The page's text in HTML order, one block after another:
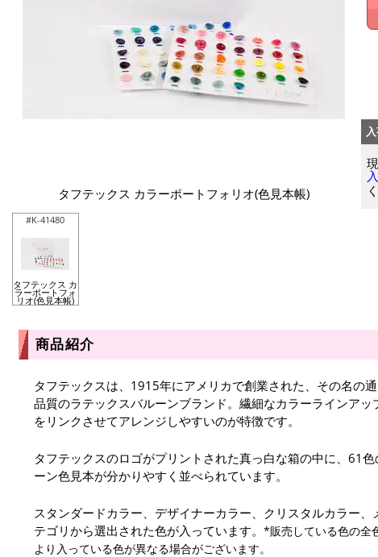
タフテックス カラーポートフォリオ(色見本帳)
#K-41480
タフテックス カ
ラーポートフォ
リオ(色見本帳)
商品紹介
タフテックスは、1915年にアメリカで創業された、その名の
品質のラテックスバルーンブランド。繊細なカラーラインア
をリンクさせてアレンジしやすいのが特徴です。
タフテックスのロゴがプリントされた真っ白な箱の中に、61
ーン色見本が分かりやすく並べられています。
スタンダードカラー、デザイナーカラー、クリスタルカラー
テゴリから選出された色が入っています。 *販売している色の全
より入っている色が異なる場合がございます。